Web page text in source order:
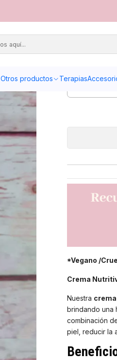
Otros productos Terapias
Cantidad
*Vegano /
Crema
Nuestra
brindando una
combinación
piel, reducir la